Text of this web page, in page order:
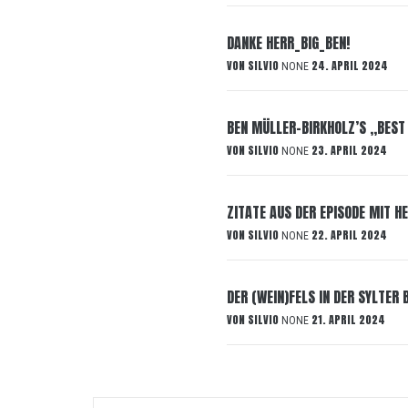
DANKE HERR_BIG_BEN!
VON SILVIO NONE 24. APRIL 2024
BEN MÜLLER-BIRKHOLZ’S
VON SILVIO NONE 23. APRIL 2024
ZITATE AUS DER EPISODE MIT
VON SILVIO NONE 22. APRIL 2024
DER (WEIN)FELS IN DER SYLTER
VON SILVIO NONE 21. APRIL 2024